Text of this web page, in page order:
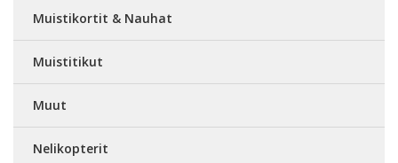
Muistikortit & Nauhat
Muistitikut
Muut
Nelikopterit